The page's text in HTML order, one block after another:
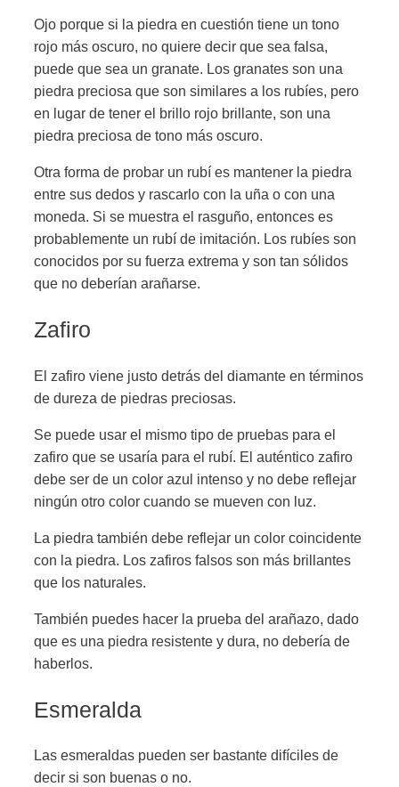
Ojo porque si la piedra en cuestión tiene un tono
rojo más oscuro, no quiere decir que sea falsa,
puede que sea un granate. Los granates son una
piedra preciosa que son similares a los rubíes, pero
en lugar de tener el brillo rojo brillante, son una
piedra preciosa de tono más oscuro.
Otra forma de probar un rubí es mantener la piedra
entre sus dedos y rascarlo con la uña o con una
moneda. Si se muestra el rasguño, entonces es
probablemente un rubí de imitación. Los rubíes son
conocidos por su fuerza extrema y son tan sólidos
que no deberían arañarse.
Zafiro
El zafiro viene justo detrás del diamante en términos
de dureza de piedras preciosas.
Se puede usar el mismo tipo de pruebas para el
zafiro que se usaría para el rubí. El auténtico zafiro
debe ser de un color azul intenso y no debe reflejar
ningún otro color cuando se mueven con luz.
La piedra también debe reflejar un color coincidente
con la piedra. Los zafiros falsos son más brillantes
que los naturales.
También puedes hacer la prueba del arañazo, dado
que es una piedra resistente y dura, no debería de
haberlos.
Esmeralda
Las esmeraldas pueden ser bastante difíciles de
decir si son buenas o no.